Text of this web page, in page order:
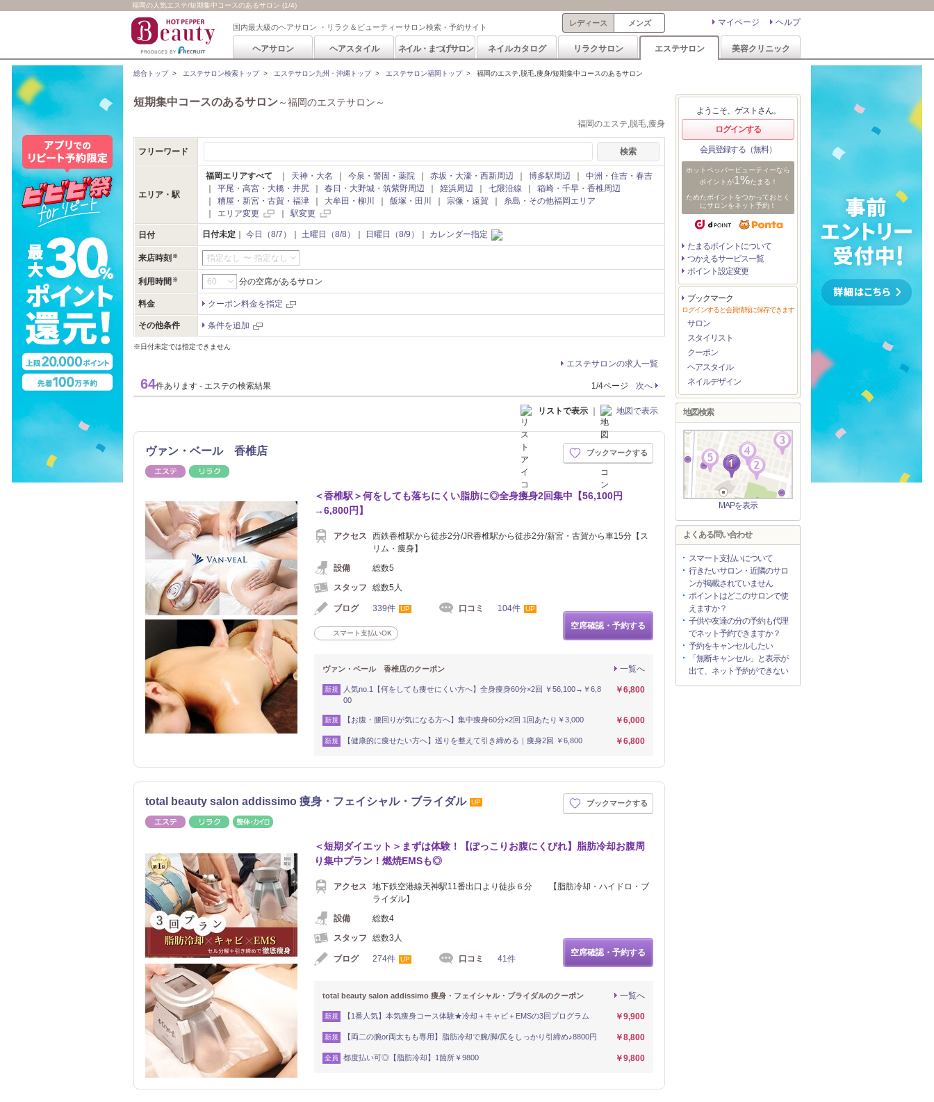
福岡の人気エステ/短期集中コースのあるサロン (1/4)
国内最大級のヘアサロン ・リラク＆ビューティーサロン検索・予約サイト ヘルプ
マイページ
レディース メンズ
ヘアサロン ヘアスタイル ネイル・まつげサロン ネイルカタログ リラクサロン エステサロン 美容クリニック
総合トップ> エステサロン検索トップ> エステサロン九州・沖縄トップ> エステサロン福岡トップ> 福岡のエステ,脱毛,痩身/短期集中コースのあるサロン
短期集中コースのあるサロン～福岡のエステサロン～
福岡のエステ,脱毛,痩身
フリーワード
エリア・駅
福岡エリアすべて 天神・大名 今泉・警固・薬院 赤坂・大濠・西新周辺 博多駅周辺
中洲・住吉・春吉
平尾・高宮・大橋・井尻 春日・大野城・筑紫野周辺 姪浜周辺 七隈沿線
箱崎・千早・香椎周辺
糟屋・新宮・古賀・福津 大牟田・柳川 飯塚・田川 宗像・遠賀
糸島・その他福岡エリア
エリア変更 駅変更
日付 日付未定 今日（8/7） 土曜日（8/8） 日曜日（8/9） カレンダー指定
来店時刻 指定なし 〜 指定なし
利用時間 分の空席があるサロン
料金 クーポン料金を指定
その他条件 条件を追加
※日付未定では指定できません
エステサロンの求人一覧
64件あります - エステの検索結果 1/4ページ 次へ
リストで表示 ｜ 地図で表示
ヴァン・ベール 香椎店
エステ
ブックマークする
＜香椎駅＞何をしても落ちにくい脂肪に◎全身痩身2回集中【56,100円
→6,800円】
アクセス
西鉄香椎駅から徒歩2分/JR香椎駅から徒歩2分/新宮・古賀から車15分【ス
リム・痩身】
設備
総数5
スタッフ
総数5人
ブログ 339件 UP 口コミ 104件 UP
スマート支払いOK
空席確認・予約する
一覧へ
ヴァン・ベール 香椎店のクーポン
新規
人気no.1【何をしても痩せにくい方へ】全身痩身60分×2回 ￥56,100→￥6,8
00
￥6,800
新規 【お腹・腰回りが気になる方へ】集中痩身60分×2回 1回あたり￥3,000 ￥6,000
新規 【健康的に痩せたい方へ】巡りを整えて引き締める｜痩身2回 ￥6,800 ￥6,800
total beauty salon addissimo 痩身・フェイシャル・ブライダル UP
エステ リラク
ブックマークする
＜短期ダイエット＞まずは体験！【ぽっこりお腹にくびれ】脂肪冷却お腹周
り集中プラン！燃焼EMSも◎
アクセス
地下鉄空港線天神駅11番出口より徒歩６分 【脂肪冷却・ハイドロ・ブ
ライダル】
設備
総数4
スタッフ
総数3人
ブログ 274件 UP 口コミ 41件
空席確認・予約する
一覧へ
total beauty salon addissimo 痩身・フェイシャル・ブライダルのクーポン
新規 【1番人気】本気痩身コース体験★冷却＋キャビ＋EMSの3回プログラム ￥9,900
新規 【両二の腕or両太もも専用】脂肪冷却で腕/脚/尻をしっかり引締め♪8800円 ￥8,800
全員 都度払い可◎【脂肪冷却】1箇所￥9800 ￥9,800
ようこそ、ゲストさん。
ログインする
会員登録する（無料）
ホットペッパービューティーなら
ポイントが1%たまる！
ためたポイントをつかっておとく
にサロンをネット予約！
たまるポイントについて
つかえるサービス一覧
ポイント設定変更
ブックマーク
ログインすると会員情報に保存できます
サロン
スタイリスト
クーポン
ヘアスタイル
ネイルデザイン
地図検索
MAPを表示
よくある問い合わせ
スマート支払いについて
行きたいサロン・近隣のサロ
ンが掲載されていません
ポイントはどこのサロンで使
えますか？
子供や友達の分の予約も代理
でネット予約できますか？
予約をキャンセルしたい
「無断キャンセル」と表示が
出て、ネット予約ができない